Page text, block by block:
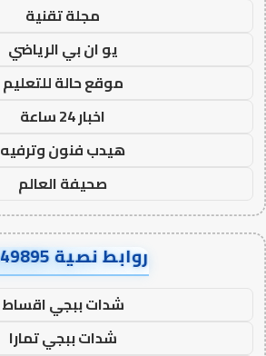
مجلة تقنية
يو ان بي الرياضي
موقع حالة للتعليم
اخبار 24 ساعة
هيدب فنون وترفيه
صحيفة العالم
روابط نصية AA49895
شدات ببجي اقساط
شدات ببجي تمارا